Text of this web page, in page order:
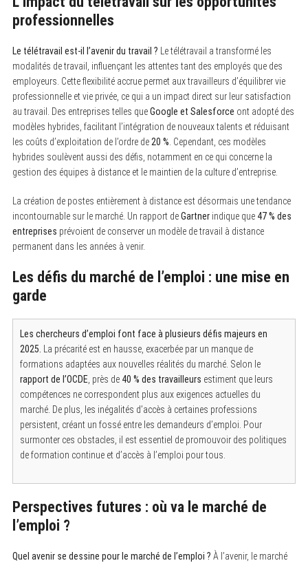
professionnelles
Le télétravail est-il l’avenir du travail ? Le télétravail a transformé les
modalités de travail, influençant les attentes tant des employés que des
employeurs. Cette flexibilité accrue permet aux travailleurs d’équilibrer vie
professionnelle et vie privée, ce qui a un impact direct sur leur satisfaction
au travail. Des entreprises telles queGoogle et Salesforce ont adopté des
modèles hybrides, facilitant l’intégration de nouveaux talents et réduisant
les coûts d’exploitation de l’ordre de 20 % . Cependant, ces modèles
hybrides soulèvent aussi des défis, notamment en ce qui concerne la
gestion des équipes à distance et le maintien de la culture d’entreprise.
La création de postes entièrement à distance est désormais une tendance
incontournable sur le marché. Un rapport deGartnerindique que 47 % des
entreprises prévoient de conserver un modèle de travail à distance
permanent dans les années à venir.
Les défis du marché de l’emploi : une mise en
garde
Les chercheurs d’emploi font face à plusieurs défis majeurs en
2025.
La précarité est en hausse, exacerbée par un manque de
formations adaptées aux nouvelles réalités du marché. Selon le
rapport de l’OCDE , près de 40 % des travailleurs estiment que leurs
compétences ne correspondent plus aux exigences actuelles du
marché. De plus, les inégalités d’accès à certaines professions
persistent, créant un fossé entre les demandeurs d’emploi. Pour
surmonter ces obstacles, il est essentiel de promouvoir des politiques
de formation continue et d’accès à l’emploi pour tous.
Perspectives futures : où va le marché de
l’emploi ?
Quel avenir se dessine pour le marché de l’emploi ? À l’avenir, le marché